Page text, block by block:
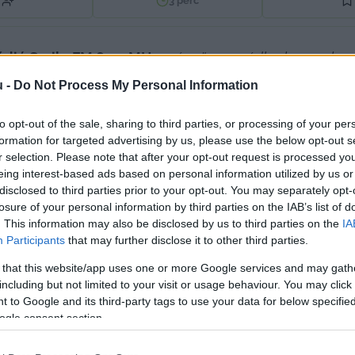
- Do Not Process My Personal Information
opt-out of the sale, sharing to third parties, or processing of your
for targeted advertising by us, please use the below opt-out
selection. Please note that after your opt-out request is processed
interest-based ads based on personal information utilized by us
to third parties prior to your opt-out. You may separately
of your personal information by third parties on the IAB’s list of
This information may also be disclosed by us to third parties on the
Participants that may further disclose it to other third parties.
that this website/app uses one or more Google services and may
but not limited to your visit or usage behaviour. You may
to Google and its third-party tags to use your data for below
consent section.
Smile FM 89,9 MHz „vész üzemmódba kapcsol,
éves költségvetésünknek jelenleg kb. fele nincs
jellegű rádióként működnek,
kisebb részben pedig reklámbevételekből
idénre még ki sem írták, mivel az állam
lehívásához. Ez érint minden olyan még létező
és ezeknek segítségével tudtak embereket
tudják pótolni, ezért a pályázatok kiírásáig –
be. „Bízunk abban, hogy a választásokat